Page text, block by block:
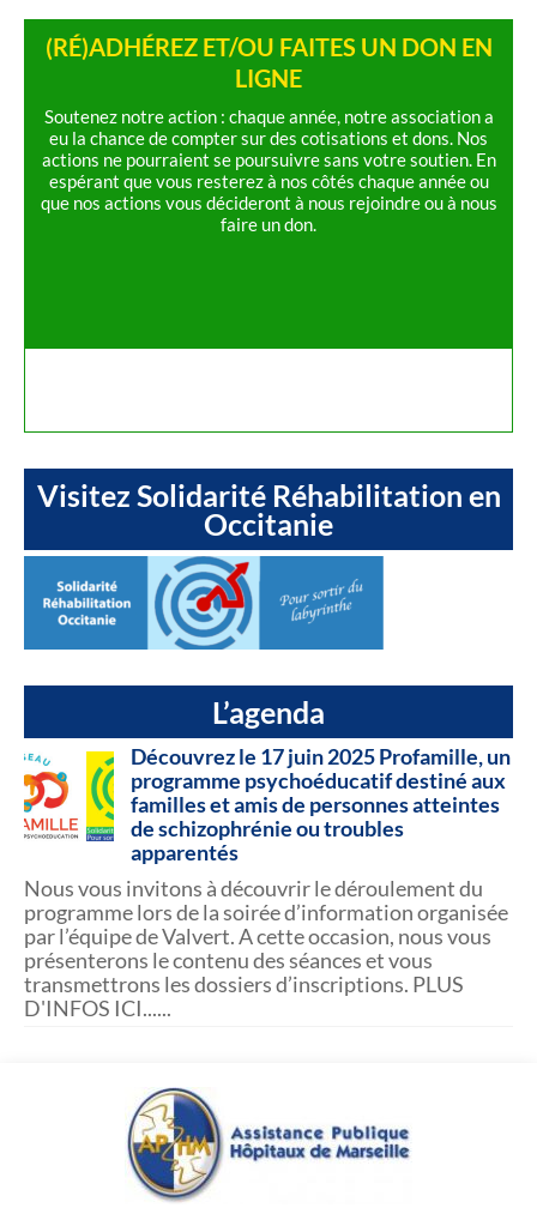
(RÉ)ADHÉREZ ET/OU FAITES UN DON EN
LIGNE
Soutenez notre action : chaque année, notre association a
eu la chance de compter sur des cotisations et dons. Nos
actions ne pourraient se poursuivre sans votre soutien. En
espérant que vous resterez à nos côtés chaque année ou
que nos actions vous décideront à nous rejoindre ou à nous
faire un don.
Visitez Solidarité Réhabilitation en
Occitanie
L’agenda
Découvrez le 17 juin 2025 Profamille, un
programme psychoéducatif destiné aux
familles et amis de personnes atteintes
de schizophrénie ou troubles
apparentés
Nous vous invitons à découvrir le déroulement du
programme lors de la soirée d’information organisée
par l’équipe de Valvert. A cette occasion, nous vous
présenterons le contenu des séances et vous
transmettrons les dossiers d’inscriptions. PLUS
D'INFOS ICI......